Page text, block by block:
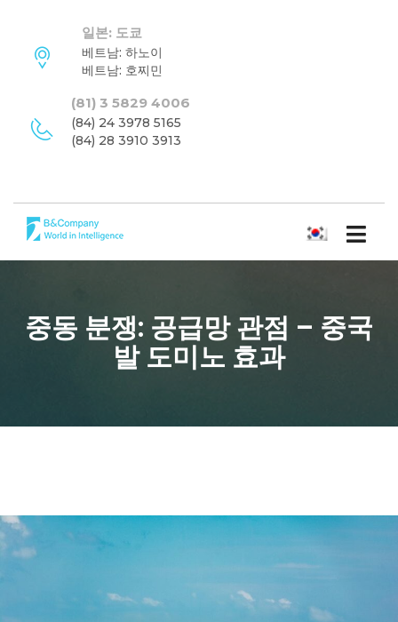
일본: 도쿄
베트남: 하노이
베트남: 호찌민
(81) 3 5829 4006
(84) 24 3978 5165
(84) 28 3910 3913
한국어
중동 분쟁: 공급망 관점 – 중국
발 도미노 효과